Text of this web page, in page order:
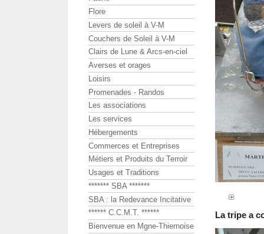
La tripe a
Flore
Levers de soleil à V-M
Couchers de Soleil à V-M
Clairs de Lune & Arcs-en-ciel
Averses et orages
Loisirs
Promenades - Randos
Les associations
Les services
Hébergements
Commerces et Entreprises
Métiers et Produits du Terroir
Usages et Traditions
******* SBA *******
SBA : la Redevance Incitative
****** C.C.M.T. ******
Bienvenue en Mgne-Thiernoise